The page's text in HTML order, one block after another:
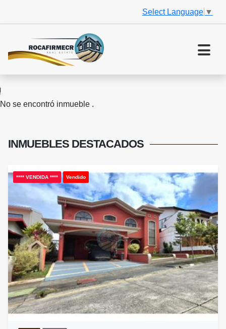
Select Language ▼
No se encontró inmueble .
INMUEBLES DESTACADOS
**** VENDIDA **** Vendido